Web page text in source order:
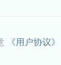
《用户协议》